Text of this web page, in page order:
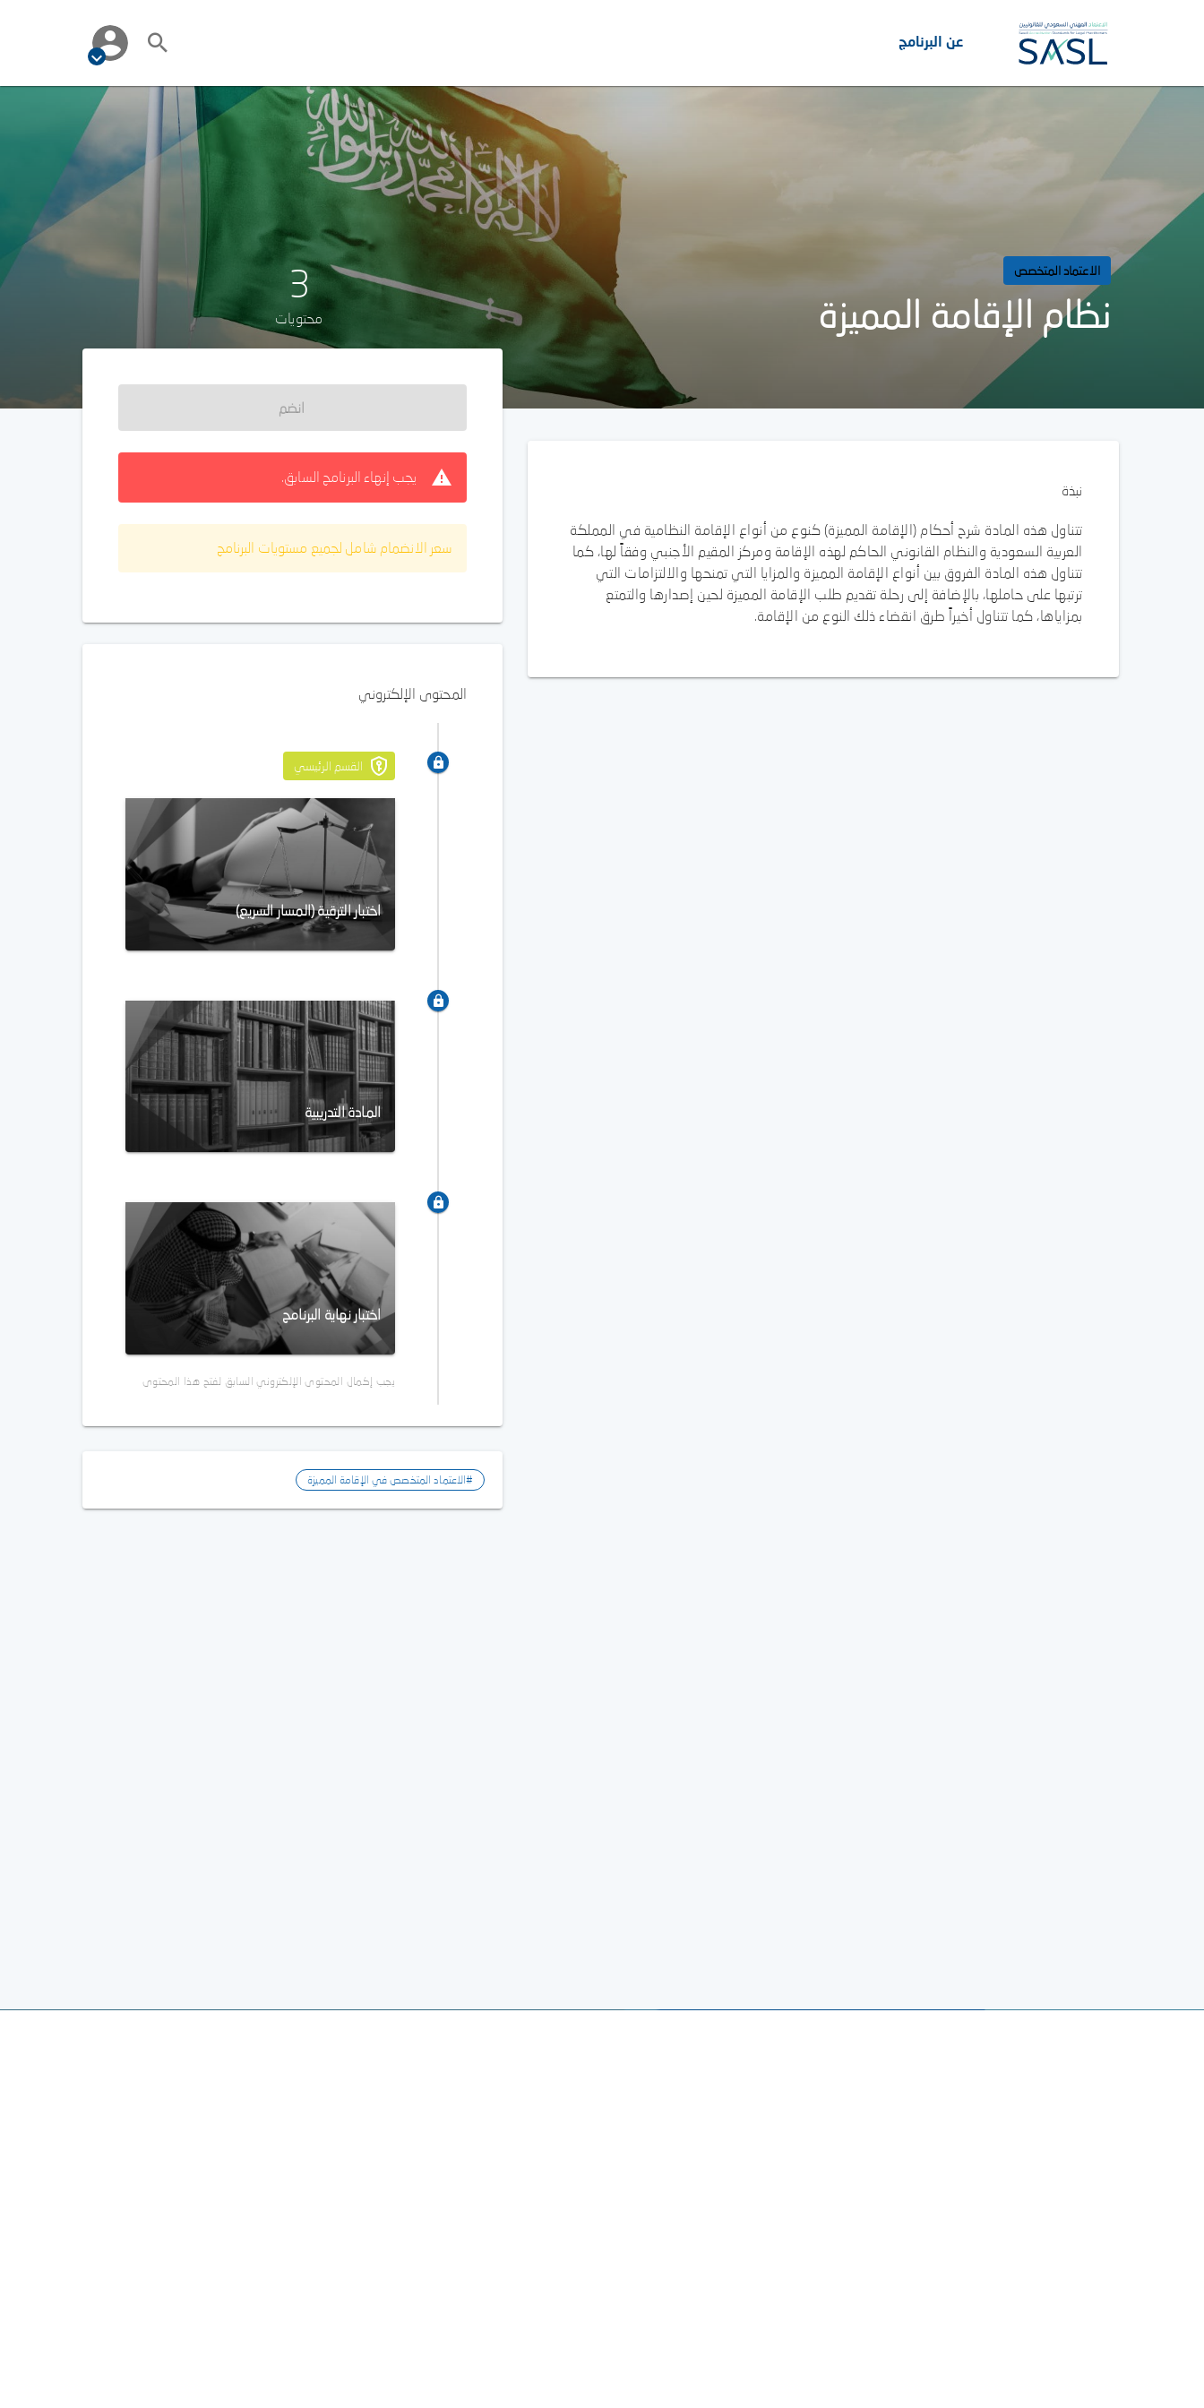
عن البرنامج
الاعتماد المتخصص
نظام الإقامة المميزة
3
محتويات
نبذة
تتناول هذه المادة شرح أحكام (الإقامة المميزة) كنوع من أنواع الإقامة النظامية في المملكة
العربية السعودية والنظام القانوني الحاكم لهذه الإقامة ومركز المقيم الأجنبي وفقاً لها، كما
تتناول هذه المادة الفروق بين أنواع الإقامة المميزة والمزايا التي تمنحها والالتزامات التي
ترتبها على حاملها، بالإضافة إلى رحلة تقديم طلب الإقامة المميزة لحين إصدارها والتمتع
بمزاياها، كما تتناول أخيراً طرق انقضاء ذلك النوع من الإقامة.
انضم
يجب إنهاء البرنامج السابق.
سعر الانضمام شامل لجميع مستويات البرنامج
المحتوى الإلكتروني
القسم الرئيسي
اختبار الترقية (المسار السريع)
المادة التدريبية
اختبار نهاية البرنامج
يجب إكمال المحتوى الإلكتروني السابق لفتح هذا المحتوى
#الاعتماد المتخصص في الإقامة المميزة